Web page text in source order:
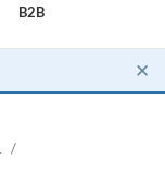
B2B
✕